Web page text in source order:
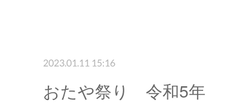
2023.01.11 15:16
おたや祭り 令和5年